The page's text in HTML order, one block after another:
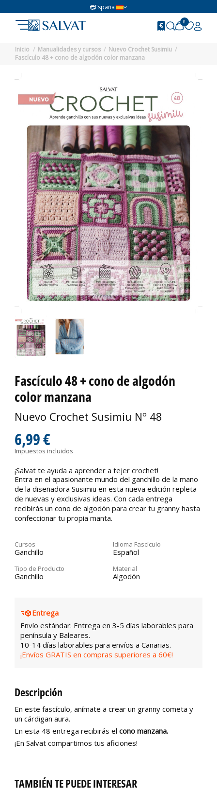
España
0
Inicio Manualidades y cursos
Nuevo Crochet Susimiu
Fascículo 48 + cono de algodón color manzana
Fascículo 48 + cono de algodón
color manzana
Nuevo Crochet Susimiu Nº 48
6,99 €
Impuestos incluidos
¡Salvat te ayuda a aprender a tejer crochet!
Entra en el apasionante mundo del ganchillo de la mano
de la diseñadora Susimiu en esta nueva edición repleta
de nuevas y exclusivas ideas. Con cada entrega
recibirás un cono de algodón para crear tu granny hasta
confeccionar tu propia manta.
Cursos
Ganchillo
Idioma Fascículo
Español
Tipo de Producto
Ganchillo
Material
Algodón
Entrega
Envío estándar: Entrega en 3-5 días laborables para
península y Baleares.
10-14 días laborables para envíos a Canarias.
¡Envíos GRATIS en compras superiores a 60€!
Descripción
En este fascículo, anímate a crear un granny cometa y
un cárdigan aura.
En esta 48 entrega recibirás el cono manzana.
¡En Salvat compartimos tus aficiones!
TAMBIÉN TE PUEDE INTERESAR